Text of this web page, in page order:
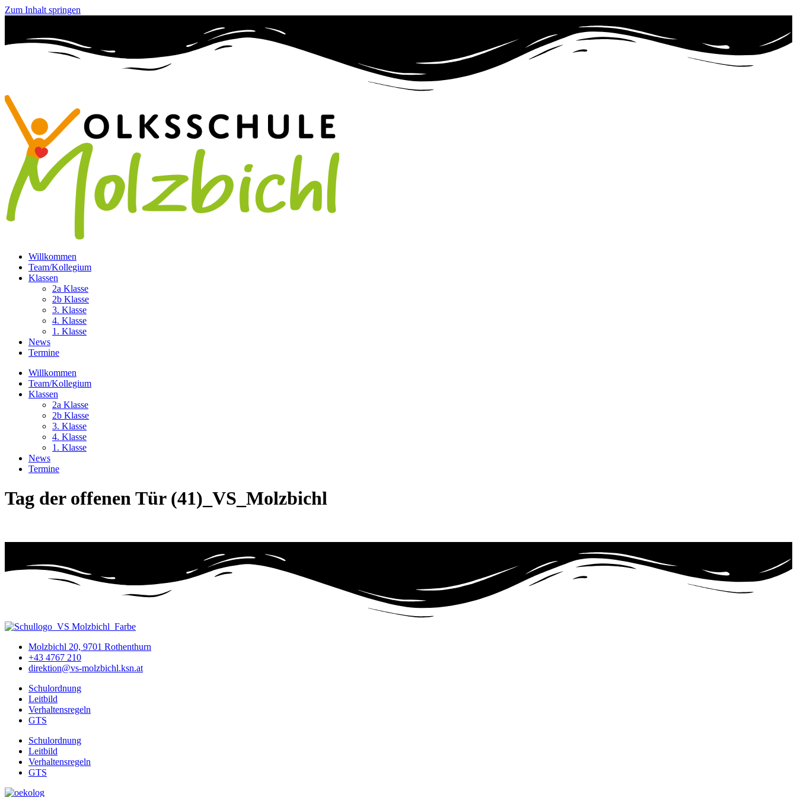
Zum Inhalt springen
Willkommen
Team/Kollegium
Klassen
2a Klasse
2b Klasse
3. Klasse
4. Klasse
1. Klasse
News
Termine
Willkommen
Team/Kollegium
Klassen
2a Klasse
2b Klasse
3. Klasse
4. Klasse
1. Klasse
News
Termine
Tag der offenen Tür (41)_VS_Molzbichl
Molzbichl 20, 9701 Rothenthurn
+43 4767 210
direktion@vs-molzbichl.ksn.at
Schulordnung
Leitbild
Verhaltensregeln
GTS
Schulordnung
Leitbild
Verhaltensregeln
GTS